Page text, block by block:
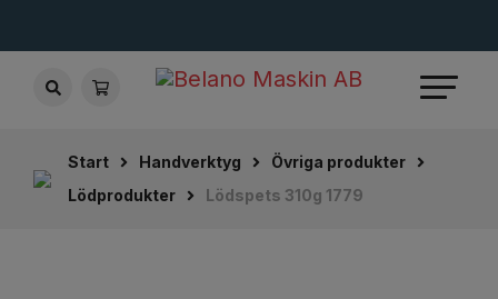
Start Handverktyg
Övriga produkter
Lödprodukter
Lödspets 310g 1779